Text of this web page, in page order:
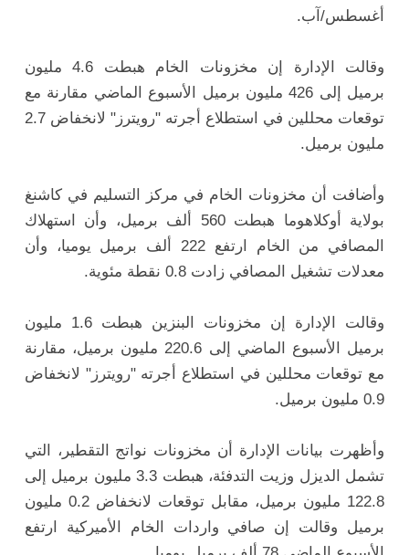
أغسطس/آب.
وقالت الإدارة إن مخزونات الخام هبطت 4.6 مليون
برميل إلى 426 مليون برميل الأسبوع الماضي مقارنة مع
توقعات محللين في استطلاع أجرته "رويترز" لانخفاض 2.7
مليون برميل.
وأضافت أن مخزونات الخام في مركز التسليم في كاشنغ
بولاية أوكلاهوما هبطت 560 ألف برميل، وأن استهلاك
المصافي من الخام ارتفع 222 ألف برميل يوميا، وأن
معدلات تشغيل المصافي زادت 0.8 نقطة مئوية.
وقالت الإدارة إن مخزونات البنزين هبطت 1.6 مليون
برميل الأسبوع الماضي إلى 220.6 مليون برميل، مقارنة
مع توقعات محللين في استطلاع أجرته "رويترز" لانخفاض
0.9 مليون برميل.
وأظهرت بيانات الإدارة أن مخزونات نواتج التقطير، التي
تشمل الديزل وزيت التدفئة، هبطت 3.3 مليون برميل إلى
122.8 مليون برميل، مقابل توقعات لانخفاض 0.2 مليون
برميل وقالت إن صافي واردات الخام الأميركية ارتفع